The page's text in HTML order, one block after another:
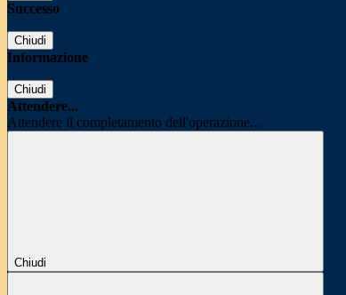
Successo
Chiudi
Informazione
Chiudi
Attendere...
Attendere il completamento dell'operazione...
Chiudi